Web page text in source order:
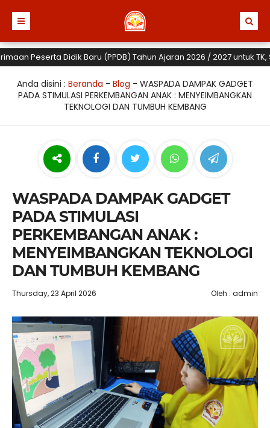
Peserta Didik Baru (PPDB) Tahun Ajaran 2026 / 2027 untuk TK,
Anda disini : Beranda - Blog - WASPADA DAMPAK GADGET
PADA STIMULASI PERKEMBANGAN ANAK : MENYEIMBANGKAN
TEKNOLOGI DAN TUMBUH KEMBANG
WASPADA DAMPAK GADGET
PADA STIMULASI
PERKEMBANGAN ANAK :
MENYEIMBANGKAN TEKNOLOGI
DAN TUMBUH KEMBANG
Thursday, 23 April 2026 Oleh : admin